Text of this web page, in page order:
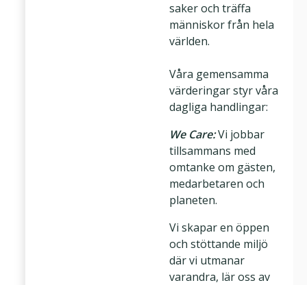
saker och träffa
människor från hela
världen.
Våra gemensamma
värderingar styr våra
dagliga handlingar:
We Care:Vi jobbar
tillsammans med
omtanke om gästen,
medarbetaren och
planeten.
Vi skapar en öppen
och stöttande miljö
där vi utmanar
varandra, lär oss av